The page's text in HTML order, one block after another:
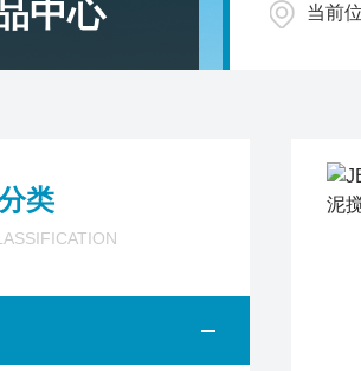
中心 当前
类